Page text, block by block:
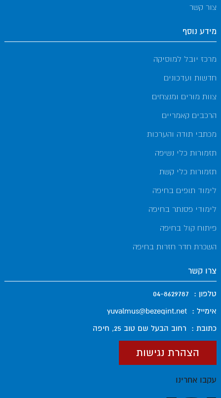
צור קשר
מידע נוסף
מרכז יובל למוסיקה
חדשות ועדכונים
צוות מורים ומנצחים
הרכבים קאמריים
מכתבי תודה והערכות
תזמורות כלי נשיפה
תזמורות כלי קשת
לימוד תופים בחיפה
לימודי פסנתר בחיפה
פיתוח קול בחיפה
השכרת חדר חזרות בחיפה
צרו קשר
טלפון : 04-8629787
אימייל : yuvalmus@bezeqint.net
כתובת : רחוב הבעל שם טוב 25, חיפה
הצהרת נגישות
עקבו אחרינו